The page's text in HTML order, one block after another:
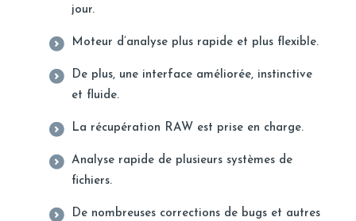
jour.
Moteur d’analyse plus rapide et plus flexible.
De plus, une interface améliorée, instinctive
et fluide.
La récupération RAW est prise en charge.
Analyse rapide de plusieurs systèmes de
fichiers.
De nombreuses corrections de bugs et autres